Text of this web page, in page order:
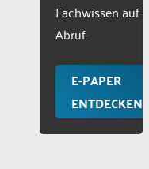
Fachwissen auf
Abruf.
E-PAPER
ENTDECKEN